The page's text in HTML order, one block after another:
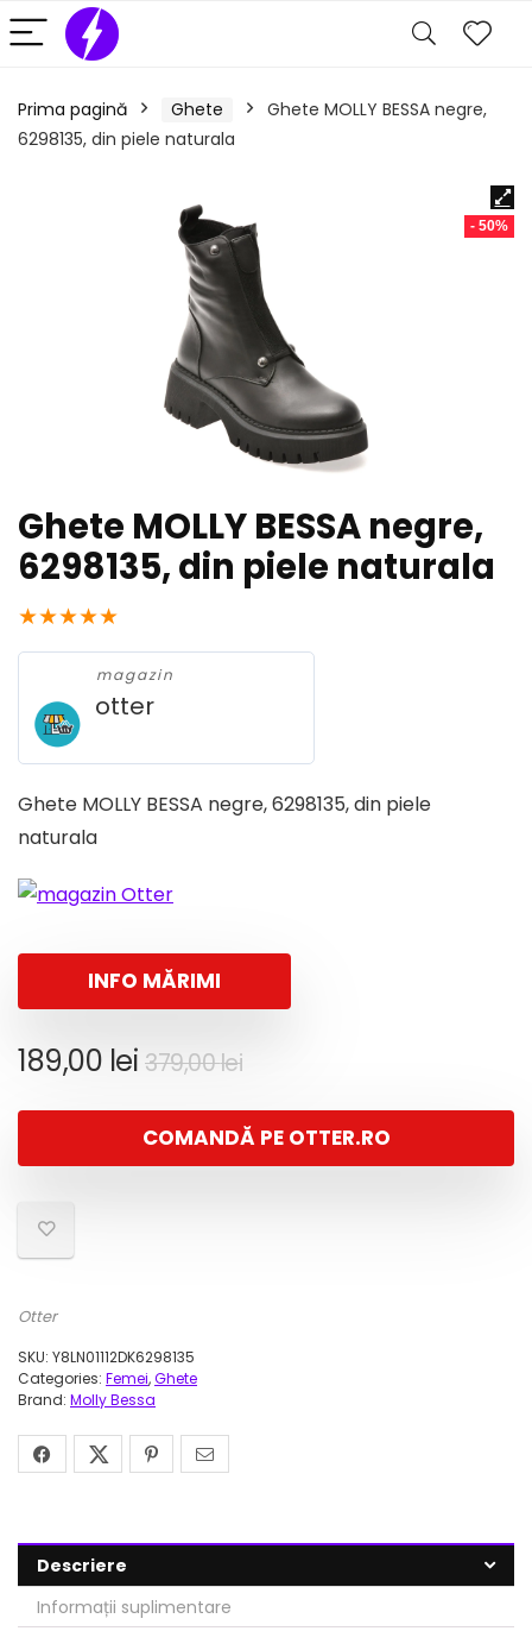
Prima pagină Ghete
Ghete MOLLY BESSA negre,
6298135, din piele naturala
- 50%
Ghete MOLLY BESSA negre,
6298135, din piele naturala
★★★★★
magazin
otter
Ghete MOLLY BESSA negre, 6298135, din piele
naturala
INFO MĂRIMI
379,00leiPrețul
a
fost:
189,00 lei
Prețul
este:
189,00 lei.
COMANDĂ PE OTTER.RO
Otter
SKU: Y8LN01112DK6298135
Categories: Femei,Ghete
Brand: Molly Bessa
Descriere
Informații suplimentare